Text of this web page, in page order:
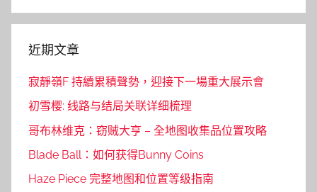
近期文章
寂靜嶺F 持續累積聲勢，迎接下一場重大展示會
初雪樱: 线路与结局关联详细梳理
哥布林维克：窃贼大亨 – 全地图收集品位置攻略
Blade Ball：如何获得Bunny Coins
Haze Piece 完整地图和位置等级指南